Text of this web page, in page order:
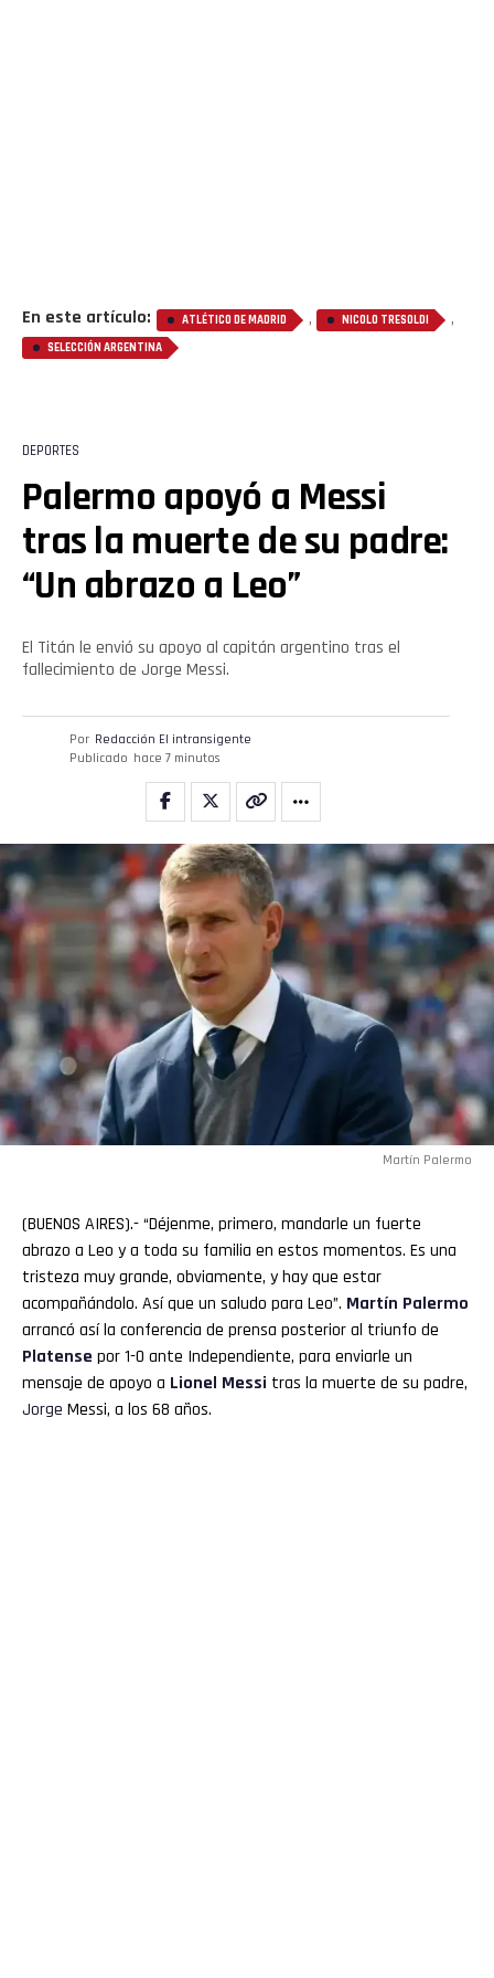
En este artículo: ATLÉTICO DE MADRID , NICOLO TRESOLDI ,
SELECCIÓN ARGENTINA
DEPORTES
Palermo apoyó a Messi
tras la muerte de su padre:
“Un abrazo a Leo”
El Titán le envió su apoyo al capitán argentino tras el
fallecimiento de Jorge Messi.
Por Redacción El intransigente
Publicado hace 7 minutos
Martín Palermo
(BUENOS AIRES).- “Déjenme, primero, mandarle un fuerte
abrazo a Leo y a toda su familia en estos momentos. Es una
tristeza muy grande, obviamente, y hay que estar
acompañándolo. Así que un saludo para Leo”. Martín Palermo
arrancó así la conferencia de prensa posterior al triunfo de
Platense por 1-0 ante Independiente, para enviarle un
mensaje de apoyo a Lionel Messi tras la muerte de su padre,
Jorge Messi, a los 68 años.
Flipboard
Reddit
Pinterest
Email